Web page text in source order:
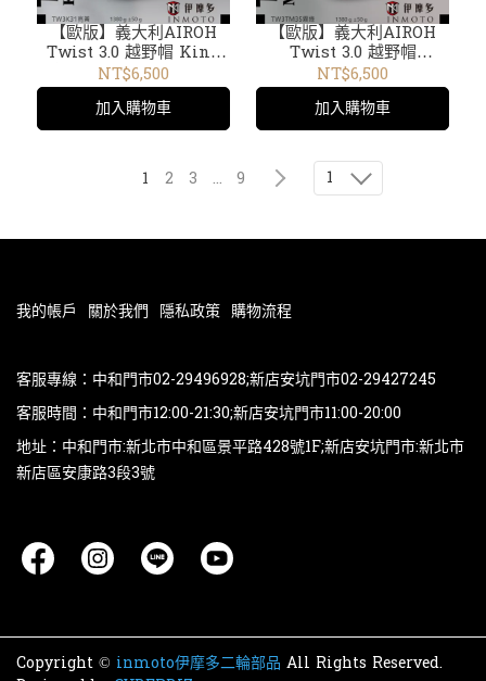
【歐版】義大利AIROH
Twist 3.0 越野帽 King
亮黃 Twist 3 TW3K31
NT$6,500
加入購物車
【歐版】義大利AIROH
Twist 3.0 越野帽
Military 霧綠 Twist 3
TW3TM35
NT$6,500
加入購物車
1 2 3 ... 9 1
我的帳戶 關於我們 隱私政策 購物流程
客服專線：中和門市02-29496928;新店安坑門市02-29427245
客服時間：中和門市12:00-21:30;新店安坑門市11:00-20:00
地址：中和門市:新北市中和區景平路428號1F;新店安坑門市:新北市
新店區安康路3段3號
Copyright © inmoto伊摩多二輪部品 All Rights Reserved.